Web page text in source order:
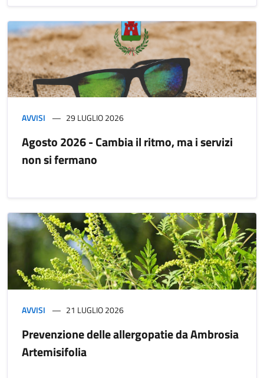
AVVISI 29 LUGLIO 2026
Agosto 2026 - Cambia il ritmo, ma i servizi
non si fermano
AVVISI 21 LUGLIO 2026
Prevenzione delle allergopatie da Ambrosia
Artemisifolia